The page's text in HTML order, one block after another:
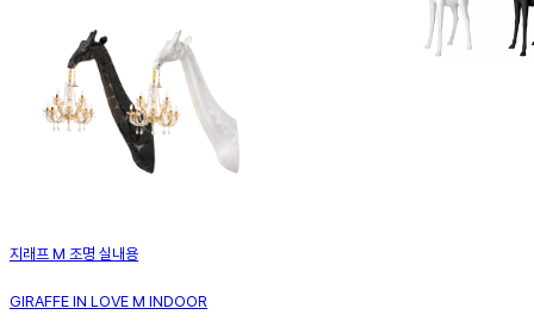
지래프 M 조명 실내용
GIRAFFE IN LOVE M INDOOR